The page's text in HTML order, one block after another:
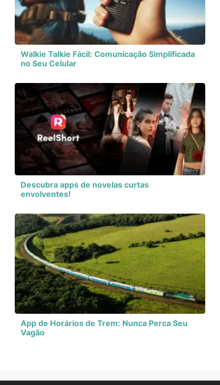
Walkie Talkie Fácil: Comunicação Simplificada
no Seu Celular
Descubra apps de novelas curtas
envolventes!
App de Horários de Trem: Nunca Perca Seu
Vagão